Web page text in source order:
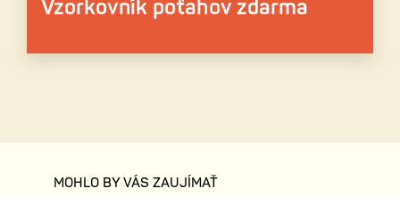
Vzorkovník poťahov zdarma
MOHLO BY VÁS ZAUJÍMAŤ